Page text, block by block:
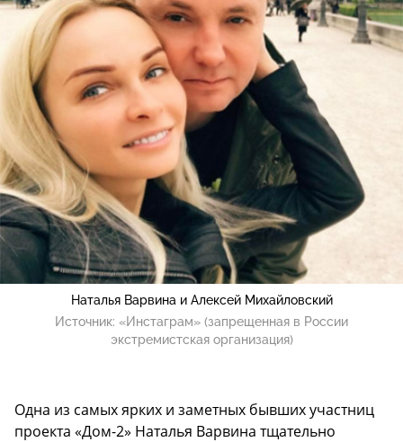
Наталья Варвина и Алексей Михайловский
Источник: «Инстаграм» (запрещенная в России
экстремистская организация)
Одна из самых ярких и заметных бывших участниц
проекта «Дом-2» Наталья Варвина тщательно